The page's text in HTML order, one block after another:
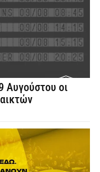
Αυγούστου οι